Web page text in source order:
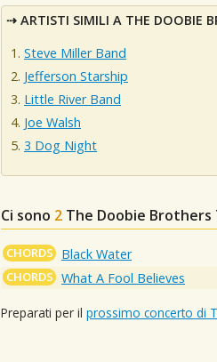
ARTISTI SIMILI A THE DOOBIE
Steve Miller Band
Jefferson Starship
Little River Band
Joe Walsh
3 Dog Night
Ci sono 2 The Doobie Brothers
CHORDS Black Water
CHORDS What A Fool Believes
Preparati per il prossimo concerto di